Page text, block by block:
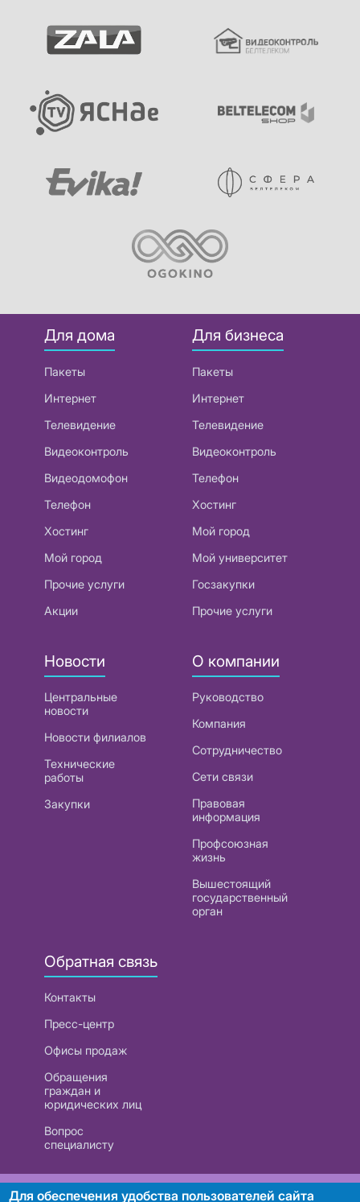
Для дома
Пакеты
Интернет
Телевидение
Видеоконтроль
Видеодомофон
Телефон
Хостинг
Мой город
Прочие услуги
Акции
Для бизнеса
Пакеты
Интернет
Телевидение
Видеоконтроль
Телефон
Хостинг
Мой город
Мой университет
Госзакупки
Прочие услуги
Новости
Центральные
новости
Новости филиалов
Технические
работы
Закупки
О компании
Руководство
Компания
Сотрудничество
Сети связи
Правовая
информация
Профсоюзная
жизнь
Вышестоящий
государственный
орган
Обратная связь
Контакты
Пресс-центр
Офисы продаж
Обращения
граждан и
юридических лиц
Вопрос
специалисту
РУП «Белтелеком». УНП 101007741
Для обеспечения удобства пользователей сайта